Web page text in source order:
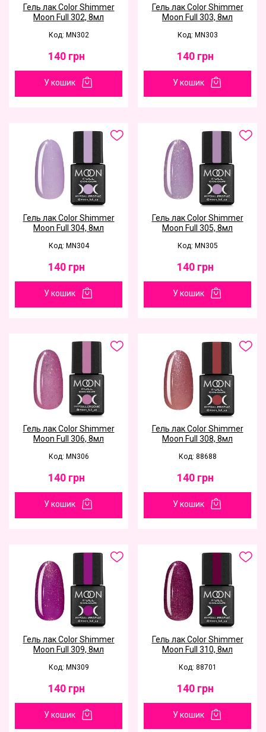
Гель лак Color Shimmer
Moon Full 302, 8мл
Код: MN302
140 грн
У кошик
Гель лак Color Shimmer
Moon Full 303, 8мл
Код: MN303
140 грн
У кошик
Гель лак Color Shimmer
Moon Full 304, 8мл
Код: MN304
140 грн
У кошик
Гель лак Color Shimmer
Moon Full 305, 8мл
Код: MN305
140 грн
У кошик
Гель лак Color Shimmer
Moon Full 306, 8мл
Код: MN306
140 грн
У кошик
Гель лак Color Shimmer
Moon Full 308, 8мл
Код: 88688
140 грн
У кошик
Гель лак Color Shimmer
Moon Full 309, 8мл
Код: MN309
140 грн
У кошик
Гель лак Color Shimmer
Moon Full 310, 8мл
Код: 88701
140 грн
У кошик